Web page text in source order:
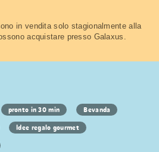
in vendita solo stagionalmente alla
acquistare presso Galaxus.
pronto in 30 min
Bevanda
Idee regalo gourmet